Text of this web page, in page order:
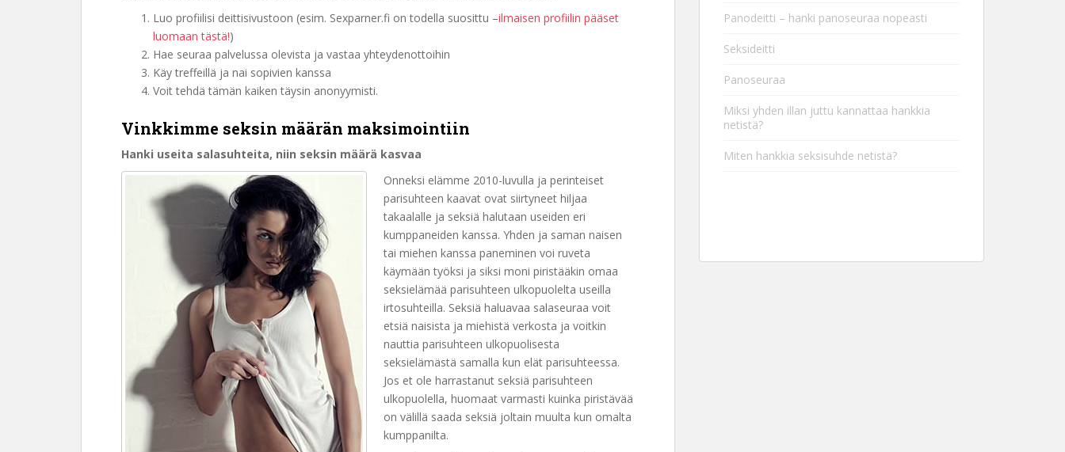
Luo profiilisi deittisivustoon (esim. Sexparner.fi on todella suosittu –ilmaisen profiilin pääset
luomaan tästä!)
Hae seuraa palvelussa olevista ja vastaa yhteydenottoihin
Käy treffeillä ja nai sopivien kanssa
Voit tehdä tämän kaiken täysin anonyymisti.
Vinkkimme seksin määrän maksimointiin
Hanki useita salasuhteita, niin seksin määrä kasvaa
Onneksi elämme 2010-luvulla ja perinteiset
parisuhteen kaavat ovat siirtyneet hiljaa
takaalalle ja seksiä halutaan useiden eri
kumppaneiden kanssa. Yhden ja saman naisen
tai miehen kanssa paneminen voi ruveta
käymään työksi ja siksi moni piristääkin omaa
seksielämää parisuhteen ulkopuolelta useilla
irtosuhteilla. Seksiä haluavaa salaseuraa voit
etsiä naisista ja miehistä verkosta ja voitkin
nauttia parisuhteen ulkopuolisesta
seksielämästä samalla kun elät parisuhteessa.
Jos et ole harrastanut seksiä parisuhteen
ulkopuolella, huomaat varmasti kuinka piristävää
on välillä saada seksiä joltain muulta kun omalta
kumppanilta.
Panodeitti – hanki panoseuraa nopeasti
Seksideitti
Panoseuraa
Miksi yhden illan juttu kannattaa hankkia
netistä?
Miten hankkia seksisuhde netistä?